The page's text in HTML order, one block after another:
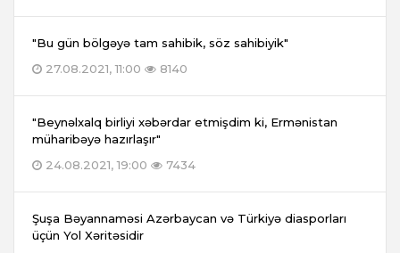
"Bu gün bölgəyə tam sahibik, söz sahibiyik"
27.08.2021, 11:00
8140
"Beynəlxalq birliyi xəbərdar etmişdim ki, Ermənistan
müharibəyə hazırlaşır"
24.08.2021, 19:00
7434
Şuşa Bəyannaməsi Azərbaycan və Türkiyə diasporları
üçün Yol Xəritəsidir